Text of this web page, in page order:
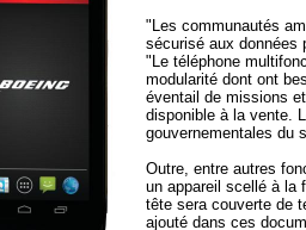
"Les communautés
sécurisé aux données
"Le téléphone
modularité dont ont
éventail de missions
disponible à la vente.
gouvernementales du
Outre, entre autres
un appareil scellé à la
tête sera couverte de
ajouté dans ces